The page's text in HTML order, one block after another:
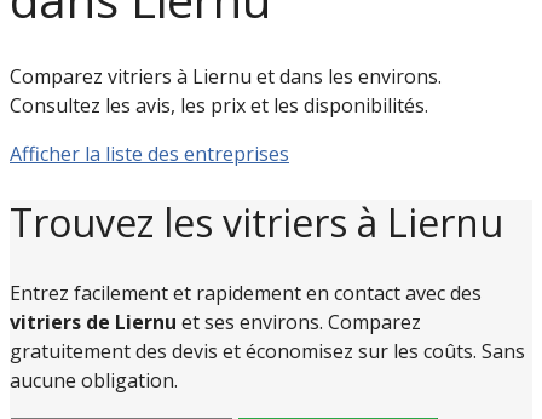
Comparez vitriers à Liernu et dans les environs.
Consultez les avis, les prix et les disponibilités.
Afficher la liste des entreprises
Trouvez les vitriers à Liernu
Entrez facilement et rapidement en contact avec des
vitriers de Liernu et ses environs. Comparez
gratuitement des devis et économisez sur les coûts. Sans
aucune obligation.